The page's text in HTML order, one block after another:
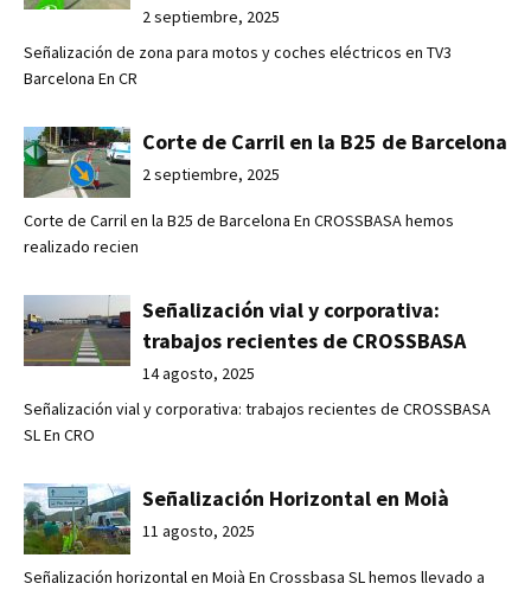
2 septiembre, 2025
Señalización de zona para motos y coches eléctricos en TV3
Barcelona En CR
Corte de Carril en la B25 de Barcelona
2 septiembre, 2025
Corte de Carril en la B25 de Barcelona En CROSSBASA hemos
realizado recien
Señalización vial y corporativa:
trabajos recientes de CROSSBASA
14 agosto, 2025
Señalización vial y corporativa: trabajos recientes de CROSSBASA
SL En CRO
Señalización Horizontal en Moià
11 agosto, 2025
Señalización horizontal en Moià En Crossbasa SL hemos llevado a